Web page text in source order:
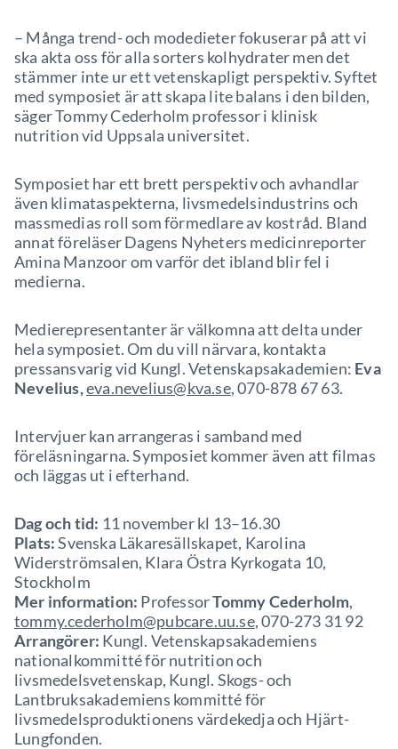
– Många trend- och modedieter fokuserar på att vi
ska akta oss för alla sorters kolhydrater men det
stämmer inte ur ett vetenskapligt perspektiv. Syftet
med symposiet är att skapa lite balans i den bilden,
säger Tommy Cederholm professor i klinisk
nutrition vid Uppsala universitet.
Symposiet har ett brett perspektiv och avhandlar
även klimataspekterna, livsmedelsindustrins och
massmedias roll som förmedlare av kostråd. Bland
annat föreläser Dagens Nyheters medicinreporter
Amina Manzoor om varför det ibland blir fel i
medierna.
Medierepresentanter är välkomna att delta under
hela symposiet. Om du vill närvara, kontakta
pressansvarig vid Kungl. Vetenskapsakademien: Eva
Nevelius,eva.nevelius@kva.se, 070-878 67 63.
Intervjuer kan arrangeras i samband med
föreläsningarna. Symposiet kommer även att filmas
och läggas ut i efterhand.
Dag och tid: 11 november kl 13–16.30
Plats:Svenska Läkaresällskapet, Karolina
Widerströmsalen, Klara Östra Kyrkogata 10,
Stockholm
Mer information: ProfessorTommy Cederholm,
tommy.cederholm@pubcare.uu.se, 070-273 31 92
Arrangörer: Kungl. Vetenskapsakademiens
nationalkommitté för nutrition och
livsmedelsvetenskap, Kungl. Skogs- och
Lantbruksakademiens kommitté för
livsmedelsproduktionens värdekedja och Hjärt-
Lungfonden.